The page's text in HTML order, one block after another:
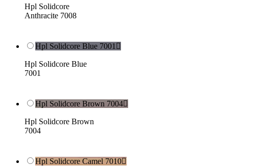
Hpl Solidcore
Anthracite 7008
Hpl Solidcore Blue 7001 
Hpl Solidcore Blue
7001
Hpl Solidcore Brown 7004
Hpl Solidcore Brown
7004
Hpl Solidcore Camel 7010